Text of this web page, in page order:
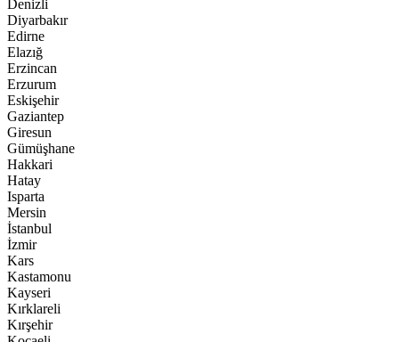
Denizli
Diyarbakır
Edirne
Elazığ
Erzincan
Erzurum
Eskişehir
Gaziantep
Giresun
Gümüşhane
Hakkari
Hatay
Isparta
Mersin
İstanbul
İzmir
Kars
Kastamonu
Kayseri
Kırklareli
Kırşehir